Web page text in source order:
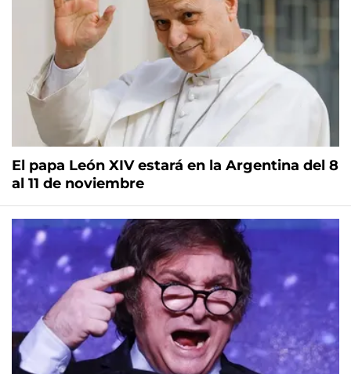
El papa León XIV estará en la Argentina del 8
al 11 de noviembre